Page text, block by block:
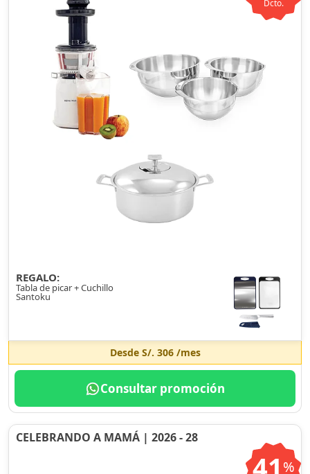
Dcto.
REGALO:
Tabla de picar + Cuchillo
Santoku
Desde S/. 306/mes
Consultar promoción
CELEBRANDO A MAMÁ | 2026 - 28
%